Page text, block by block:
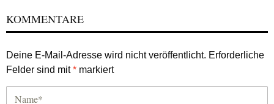
KOMMENTARE
Deine E-Mail-Adresse wird nicht veröffentlicht. Erforderliche
Felder sind mit* markiert